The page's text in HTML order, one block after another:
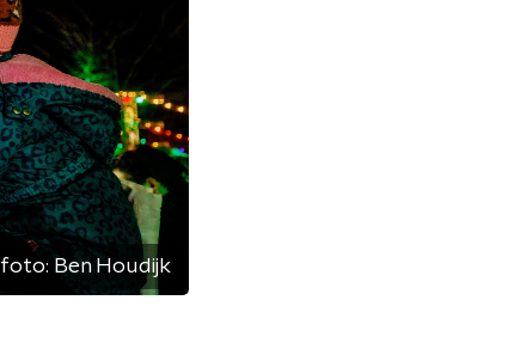
foto: Ben Houdijk